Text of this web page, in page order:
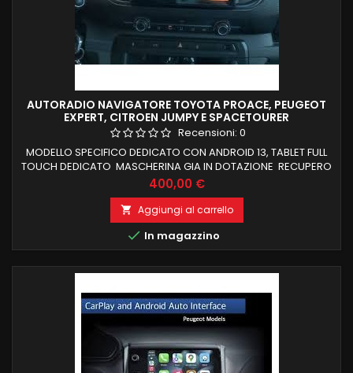
AUTORADIO NAVIGATORE TOYOTA PROACE, PEUGEOT
EXPERT, CITROEN JUMPY E SPACETOURER
Recensioni: 0
MODELLO SPECIFICO DEDICATO CON ANDROID 13, TABLET FULL
TOUCH DEDICATO MASCHERINA GIA IN DOTAZIONE RECUPERO
COMANDI AL VOLANTE E FUNZIONI DI BORDO CARPLAY E
ANDROID AUTO WIRELESS INTEGRATI NAVIGATORE OFFLINE E
ONLINE BLUETOOTH X CHIAMATE IN VIVAVOCE RADIO RDS E
CONNESSIONE WIFI PER NAVIGAZIONE INTERNET PROCESSORE
OCTACORE SCHERMO HD NESSUNA MODIFICA X...
Prezzo
400,00 €
 Aggiungi al carrello
 In magazzino